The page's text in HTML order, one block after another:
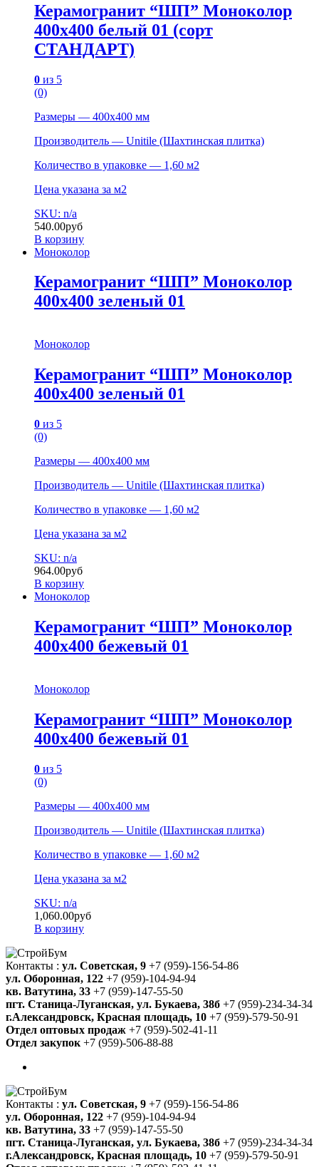
Керамогранит “ШП” Моноколор
400х400 белый 01 (сорт
СТАНДАРТ)
0 из 5
(0)
Размеры — 400х400 мм
Производитель — Unitile (Шахтинская плитка)
Количество в упаковке — 1,60 м2
Цена указана за м2
SKU: n/a
540.00руб
В корзину
Моноколор
Керамогранит “ШП” Моноколор
400х400 зеленый 01
Моноколор
Керамогранит “ШП” Моноколор
400х400 зеленый 01
0 из 5
(0)
Размеры — 400х400 мм
Производитель — Unitile (Шахтинская плитка)
Количество в упаковке — 1,60 м2
Цена указана за м2
SKU: n/a
964.00руб
В корзину
Моноколор
Керамогранит “ШП” Моноколор
400х400 бежевый 01
Моноколор
Керамогранит “ШП” Моноколор
400х400 бежевый 01
0 из 5
(0)
Размеры — 400х400 мм
Производитель — Unitile (Шахтинская плитка)
Количество в упаковке — 1,60 м2
Цена указана за м2
SKU: n/a
1,060.00руб
В корзину
Контакты : ул. Советская, 9 +7 (959)-156-54-86
ул. Оборонная, 122 +7 (959)-104-94-94
кв. Ватутина, 33 +7 (959)-147-55-50
пгт. Станица-Луганская, ул. Букаева, 38б +7 (959)-234-34-34
г.Александровск, Красная площадь, 10 +7 (959)-579-50-91
Отдел оптовых продаж +7 (959)-502-41-11
Отдел закупок +7 (959)-506-88-88
Контакты : ул. Советская, 9 +7 (959)-156-54-86
ул. Оборонная, 122 +7 (959)-104-94-94
кв. Ватутина, 33 +7 (959)-147-55-50
пгт. Станица-Луганская, ул. Букаева, 38б +7 (959)-234-34-34
г.Александровск, Красная площадь, 10 +7 (959)-579-50-91